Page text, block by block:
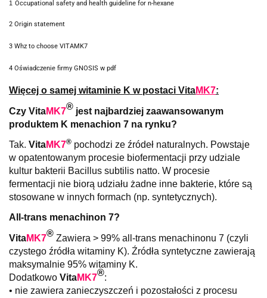
1 Occupational safety and health guideline for n-hexane
2 Origin statement
3 Whz to choose VITAMK7
4 Oświadczenie firmy GNOSIS w pdf
Więcej o samej witaminie K w postaci VitaMK7:
Czy VitaMK7® jest najbardziej zaawansowanym
produktem K menachion 7 na rynku?
Tak. VitaMK7® pochodzi ze źródeł naturalnych. Powstaje
w opatentowanym procesie biofermentacji przy udziale
kultur bakterii Bacillus subtilis natto. W procesie
fermentacji nie biorą udziału żadne inne bakterie, które są
stosowane w innych formach (np. syntetycznych).
All-trans menachinon 7?
VitaMK7® Zawiera > 99% all-trans menachinonu 7 (czyli
czystego źródła witaminy K). Źródła syntetyczne zawierają
maksymalnie 95% witaminy K.
Dodatkowo VitaMK7®:
• nie zawiera zanieczyszczeń i pozostałości z procesu